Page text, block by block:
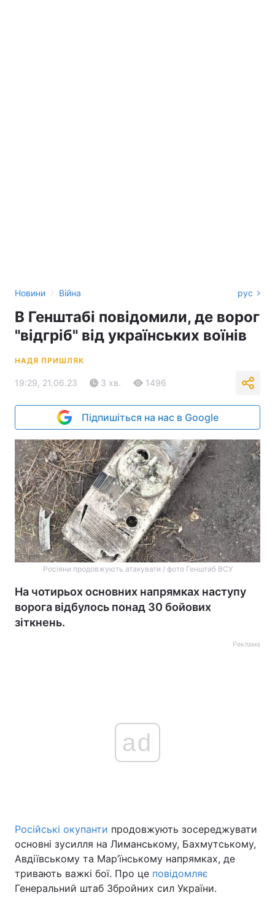
Новини › Війна рус
В Генштабі повідомили, де ворог
"відгріб" від українських воїнів
НАДЯ ПРИШЛЯК
19:29, 21.06.23 3 хв. 1496
Підпишіться на нас в Google
Росіяни продовжують атакувати / фото Генштаб ВСУ
На чотирьох основних напрямках наступу
ворога відбулось понад 30 бойових
зіткнень.
Реклама
ad
Російські окупанти продовжують зосереджувати
основні зусилля на Лиманському, Бахмутському,
Авдіївському та Мар’їнському напрямках, де
тривають важкі бої. Про це повідомляє
Генеральний штаб Збройних сил України.